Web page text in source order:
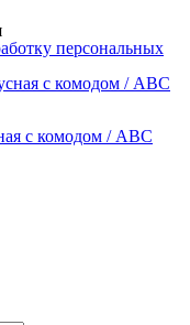
персональных
с комодом / ABC